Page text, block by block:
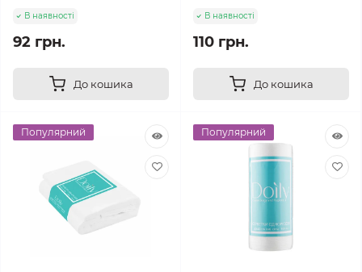
В наявності
92 грн.
До кошика
В наявності
110 грн.
До кошика
Популярний Популярний